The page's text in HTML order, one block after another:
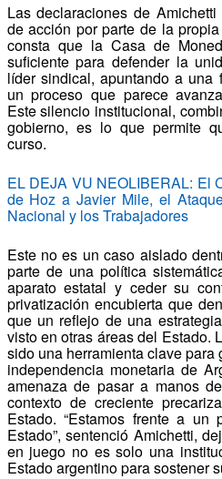
Las declaraciones de
de acción por parte de la
consta que la Casa de
suficiente para defender la
líder sindical, apuntando a una
un proceso que parece
Este silencio institucional,
gobierno, es lo que permite
curso.
EL DEJA VU NEOLIBERAL: El
de Hoz a Javier Mile, el
Nacional y los Trabajadores
Este no es un caso aislado
parte de una política
aparato estatal y ceder su
privatización encubierta que
que un reflejo de una
visto en otras áreas del Estado.
sido una herramienta clave
independencia monetaria de
amenaza de pasar a manos
contexto de creciente
Estado. “Estamos frente a un
Estado”, sentenció Amichetti,
en juego no es solo una
Estado argentino para sostener